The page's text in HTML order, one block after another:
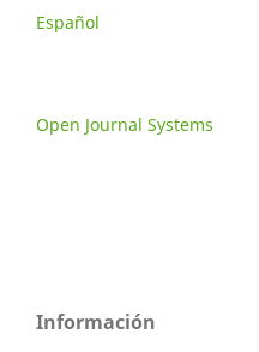
Español
Open Journal Systems
Información